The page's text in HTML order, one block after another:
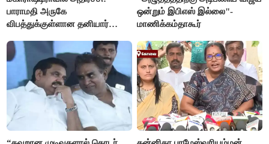
பாராமதி அருகே
விபத்துக்குள்ளான தனியார்
ஒன்றும் இபிஎஸ் இல்லை"-
மாணிக்கம்தாகூர்